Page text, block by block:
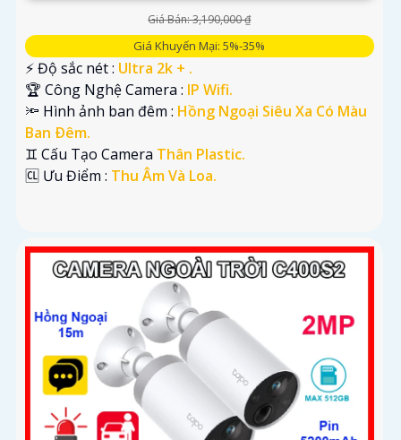
Giá Bán: 3,190,000 ₫
Giá Khuyến Mại: 5%-35%
️⚡ Độ sắc nét : Ultra 2k + .
🏆 Công Nghệ Camera : IP Wifi.
🔦 Hình ảnh ban đêm : Hồng Ngoại Siêu Xa Có Màu
Ban Ðêm.
♊ Cấu Tạo Camera Thân Plastic.
️🆑 Ưu Điểm : Thu Âm Và Loa.